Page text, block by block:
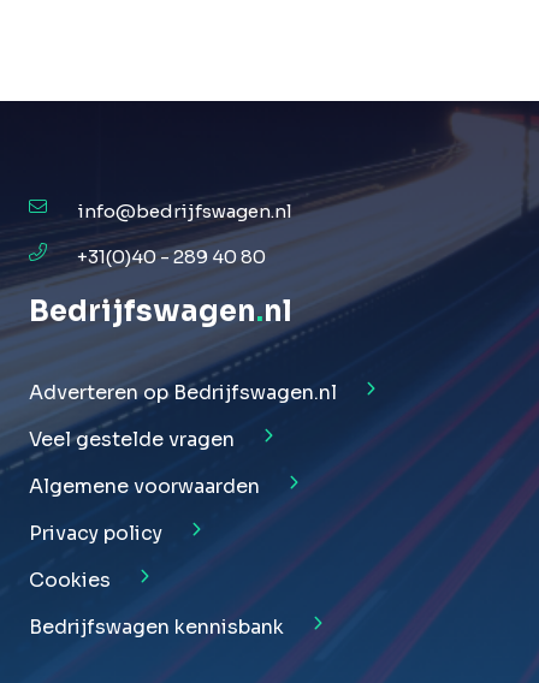
info@bedrijfswagen.nl
+31(0)40 - 289 40 80
Bedrijfswagen.nl
Adverteren op Bedrijfswagen.nl
Veel gestelde vragen
Algemene voorwaarden
Privacy policy
Cookies
Bedrijfswagen kennisbank